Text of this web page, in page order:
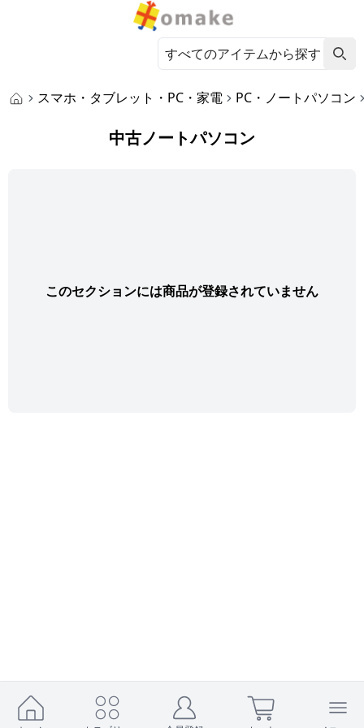
スマホ・タブレット・PC・家電 PC・ノートパソコン
中古ノートパソコン
このセクションには商品が登録されていません